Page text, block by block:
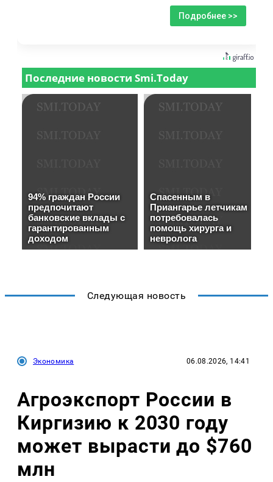
Подробнее >>
Следующая новость
Экономика 06.08.2026, 14:41
Агроэкспорт России в
Киргизию к 2030 году
может вырасти до $760
млн